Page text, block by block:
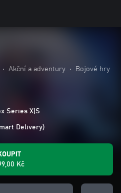
• Akční a adventury • Bojové hry
Series X|S
Delivery)
Kč